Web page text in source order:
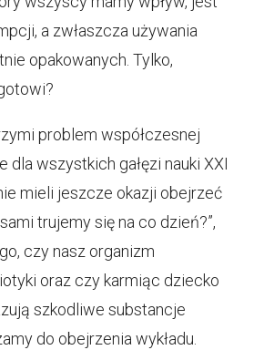
a zwłaszcza używania
opakowanych. Tylko,
problem współczesnej
dla wszystkich gałęzi nauki XXI
mieli jeszcze okazji obejrzeć
trujemy się na co dzień?”,
czy nasz organizm
oraz czy karmiąc dziecko
szkodliwe substancje
do obejrzenia wykładu.